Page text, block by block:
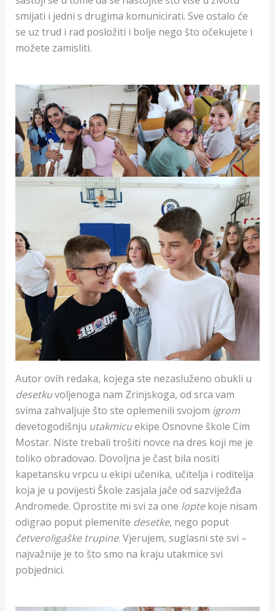
smijati i jedni s drugima komunicirati. Sve ostalo će
se uz trud i rad posložiti i bolje nego što očekujete i
možete zamisliti.
Autor ovih redaka, kojega ste nezasluženo obukli u
desetkuvoljenoga nam Zrinjskoga, od srca vam
svima zahvaljuje što ste oplemenili svojom igrom
devetogodišnju utakmicuekipe Osnovne škole Cim
Mostar. Niste trebali trošiti novce na dres koji me je
toliko obradovao. Dovoljna je čast bila nositi
kapetansku vrpcu u ekipi učenika, učitelja i roditelja
koja je u povijesti Škole zasjala jače od sazviježđa
Andromede. Oprostite mi svi za one loptekoje nisam
odigrao poput plemenite desetke, nego poput
četveroligaške trupine. Vjerujem, suglasni ste svi –
najvažnije je to što smo na kraju utakmice svi
pobjednici.